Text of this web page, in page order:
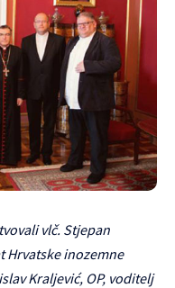
vlč. Stjepan
Hrvatske inozemne
Kraljević, OP, voditelj